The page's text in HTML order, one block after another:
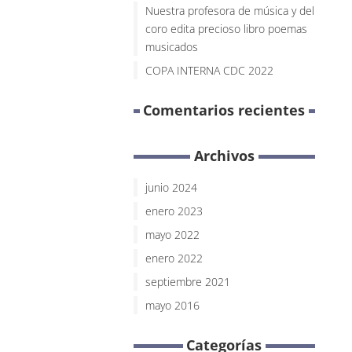
Nuestra profesora de música y del
coro edita precioso libro poemas
musicados
COPA INTERNA CDC 2022
Comentarios recientes
Archivos
junio 2024
enero 2023
mayo 2022
enero 2022
septiembre 2021
mayo 2016
Categorías